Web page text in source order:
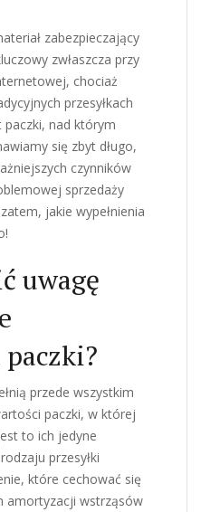
zabezpieczający
zwłaszcza przy
chociaż
przesyłkach
nad którym
się zbyt długo,
czynników
sprzedaży
jakie wypełnienia
uwagę
przede wszystkim
paczki, w której
to ich jedyne
przesyłki
które cechować się
amortyzacji wstrząsów